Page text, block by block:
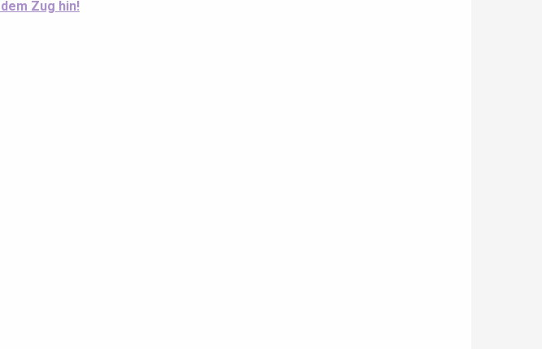
Zug hin!